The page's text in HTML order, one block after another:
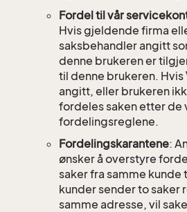
Fordel til vår
Hvis gjeldende firma
saksbehandler angitt
denne brukeren er
til denne brukeren. Hvis
angitt, eller brukeren
fordeles saken etter de
fordelingsreglene.
Fordelingskarantene:
ønsker å overstyre
saker fra samme kunde
kunder sender to saker
samme adresse, vil